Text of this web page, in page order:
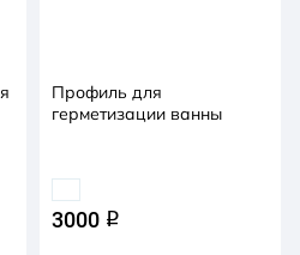
Профиль для
герметизации ванны
3000 q